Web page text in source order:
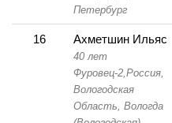
Петербург
16 Ахметшин Ильяс
40 лет
Фуровец-2,Россия,
Вологодская
Область, Вологда